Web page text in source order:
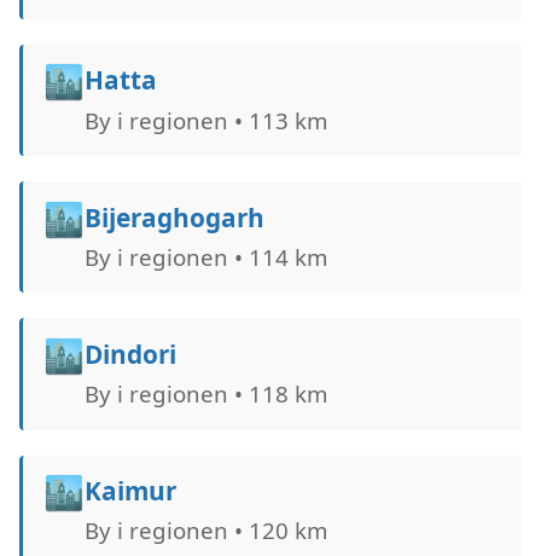
🏙️Hatta
By i regionen • 113 km
🏙️Bijeraghogarh
By i regionen • 114 km
🏙️Dindori
By i regionen • 118 km
🏙️Kaimur
By i regionen • 120 km